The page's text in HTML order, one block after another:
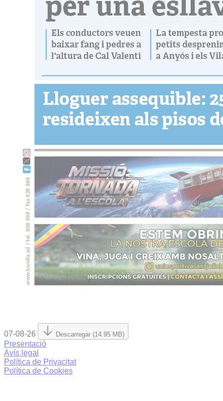
07-08-26 Descarregar (14.95 MB)
Presentació
Avís legal
Política de Privacitat
Política de Cookies